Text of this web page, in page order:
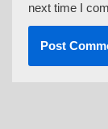
next time I